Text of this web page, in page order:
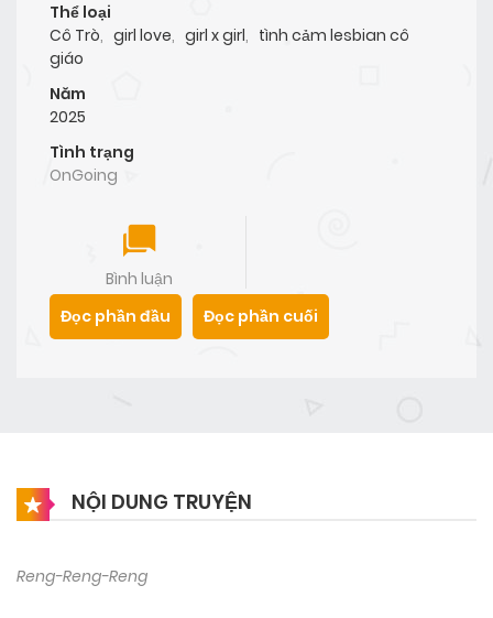
Thể loại
Cô Trò, girl love, girl x girl, tình cảm lesbian cô
giáo
Năm
2025
Tình trạng
OnGoing
Bình luận
Đọc phần đầu
Đọc phần cuối
NỘI DUNG TRUYỆN
Reng-Reng-Reng